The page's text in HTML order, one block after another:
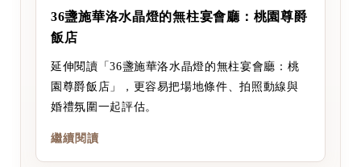
36盞施華洛水晶燈的無柱宴會廳：桃園尊爵
飯店
延伸閱讀「36盞施華洛水晶燈的無柱宴會廳：桃
園尊爵飯店」，更容易把場地條件、拍照動線與
婚禮氛圍一起評估。
繼續閱讀